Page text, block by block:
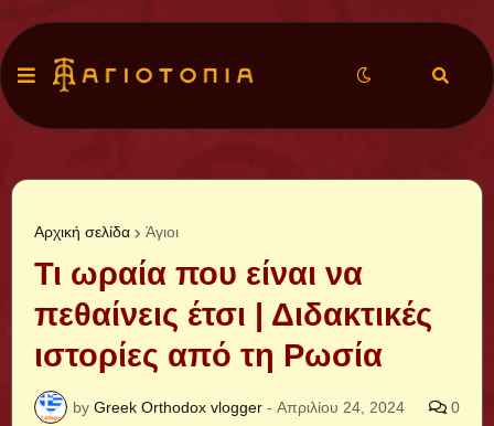
Αρχική σελίδα Άγιοι
Τι ωραία που είναι να
πεθαίνεις έτσι | Διδακτικές
ιστορίες από τη Ρωσία
by Greek Orthodox vlogger - Απριλίου 24, 2024 0